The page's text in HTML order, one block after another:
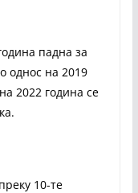
падна за
однос на 2019
2022 година се
10-те